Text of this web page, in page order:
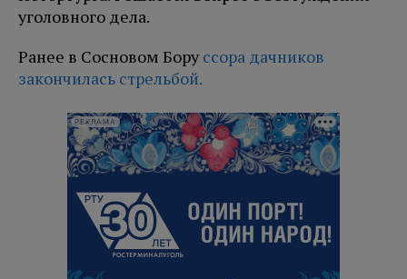
уголовного дела.
Ранее в Сосновом Бору ссора дачников
закончилась стрельбой.
РЕКЛАМА